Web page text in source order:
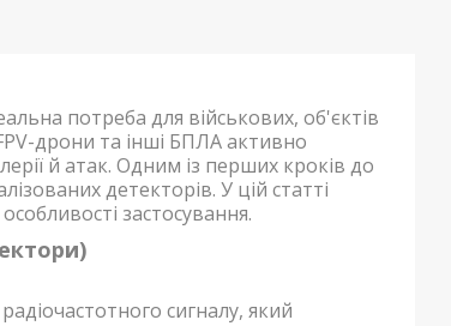
потреба для військових, об'єктів
дрони та інші БПЛА активно
й атак. Одним із перших кроків до
детекторів. У цій статті
застосування.
сигналу, який